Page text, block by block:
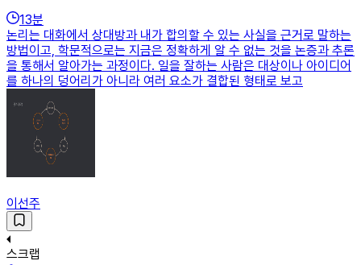
13분
논리는 대화에서 상대방과 내가 합의할 수 있는 사실을 근거로 말하는
방법이고, 학문적으로는 지금은 정확하게 알 수 없는 것을 논증과 추론
을 통해서 알아가는 과정이다. 일을 잘하는 사람은 대상이나 아이디어
를 하나의 덩어리가 아니라 여러 요소가 결합된 형태로 보고
이선주
스크랩